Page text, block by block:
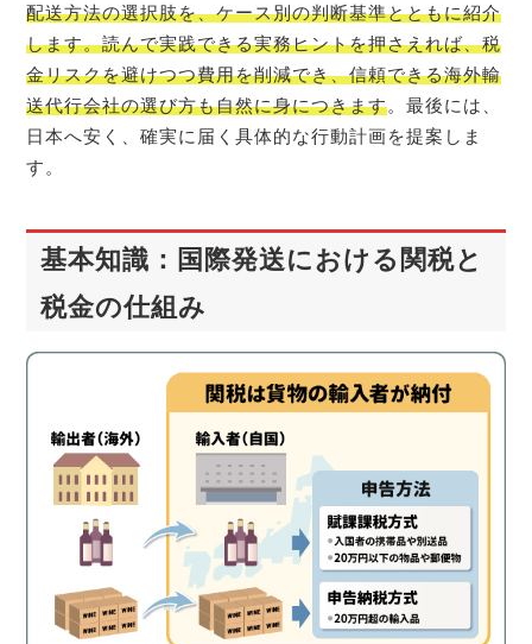
配送方法の選択肢を、ケース別の判断基準とともに紹介
します。読んで実践できる実務ヒントを押さえれば、税
金リスクを避けつつ費用を削減でき、信頼できる海外輸
送代行会社の選び方も自然に身につきます。最後には、
日本へ安く、確実に届く具体的な行動計画を提案しま
す。
基本知識：国際発送における関税と
税金の仕組み